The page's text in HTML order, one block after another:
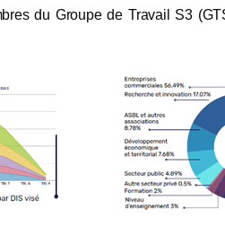
du Groupe de Travail S3